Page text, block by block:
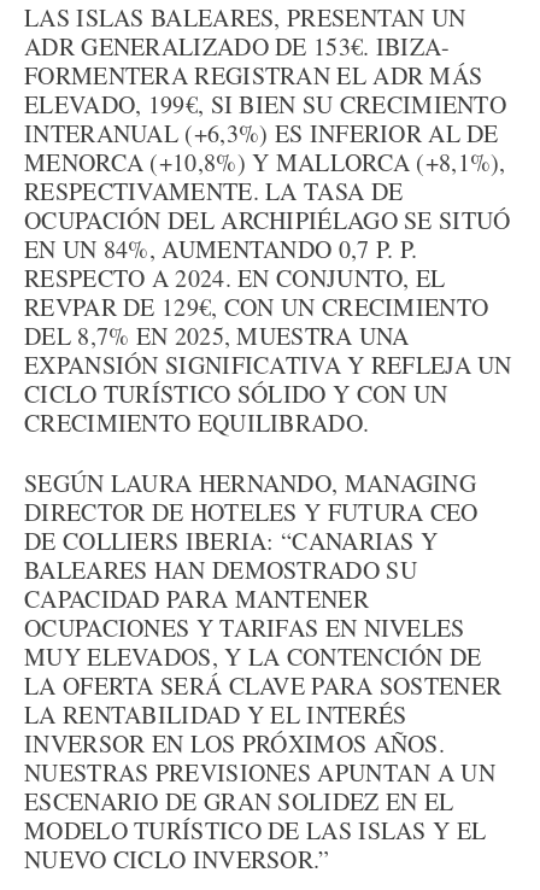
LAS ISLAS BALEARES, PRESENTAN UN
ADR GENERALIZADO DE 153€. IBIZA-
FORMENTERA REGISTRAN EL ADR MÁS
ELEVADO, 199€, SI BIEN SU CRECIMIENTO
INTERANUAL (+6,3%) ES INFERIOR AL DE
MENORCA (+10,8%) Y MALLORCA (+8,1%),
RESPECTIVAMENTE. LA TASA DE
OCUPACIÓN DEL ARCHIPIÉLAGO SE SITUÓ
EN UN 84%, AUMENTANDO 0,7 P. P.
RESPECTO A 2024. EN CONJUNTO, EL
REVPAR DE 129€, CON UN CRECIMIENTO
DEL 8,7% EN 2025, MUESTRA UNA
EXPANSIÓN SIGNIFICATIVA Y REFLEJA UN
CICLO TURÍSTICO SÓLIDO Y CON UN
CRECIMIENTO EQUILIBRADO.
SEGÚN LAURA HERNANDO, MANAGING
DIRECTOR DE HOTELES Y FUTURA CEO
DE COLLIERS IBERIA: “CANARIAS Y
BALEARES HAN DEMOSTRADO SU
CAPACIDAD PARA MANTENER
OCUPACIONES Y TARIFAS EN NIVELES
MUY ELEVADOS, Y LA CONTENCIÓN DE
LA OFERTA SERÁ CLAVE PARA SOSTENER
LA RENTABILIDAD Y EL INTERÉS
INVERSOR EN LOS PRÓXIMOS AÑOS.
NUESTRAS PREVISIONES APUNTAN A UN
ESCENARIO DE GRAN SOLIDEZ EN EL
MODELO TURÍSTICO DE LAS ISLAS Y EL
NUEVO CICLO INVERSOR.”